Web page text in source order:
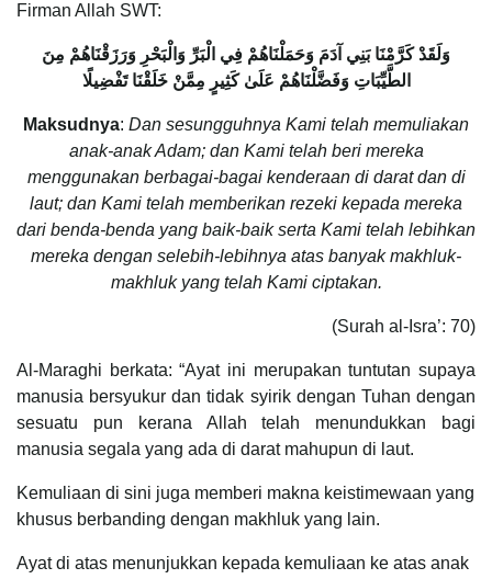
Firman Allah SWT:
وَلَقَدْ كَرَّمْنَا بَنِي آدَمَ وَحَمَلْنَاهُمْ فِي الْبَرِّ وَالْبَحْرِ وَرَزَقْنَاهُمْ مِنَ
الطَّيِّبَاتِ وَفَضَّلْنَاهُمْ عَلَىٰ كَثِيرٍ مِمَّنْ خَلَقْنَا تَفْضِيلًا
Maksudnya: Dan sesungguhnya Kami telah memuliakan
anak-anak Adam; dan Kami telah beri mereka
menggunakan berbagai-bagai kenderaan di darat dan di
laut; dan Kami telah memberikan rezeki kepada mereka
dari benda-benda yang baik-baik serta Kami telah lebihkan
mereka dengan selebih-lebihnya atas banyak makhluk-
makhluk yang telah Kami ciptakan.
(Surah al-Isra’: 70)
Al-Maraghi berkata: “Ayat ini merupakan tuntutan supaya
manusia bersyukur dan tidak syirik dengan Tuhan dengan
sesuatu pun kerana Allah telah menundukkan bagi
manusia segala yang ada di darat mahupun di laut.
Kemuliaan di sini juga memberi makna keistimewaan yang
khusus berbanding dengan makhluk yang lain.
Ayat di atas menunjukkan kepada kemuliaan ke atas anak